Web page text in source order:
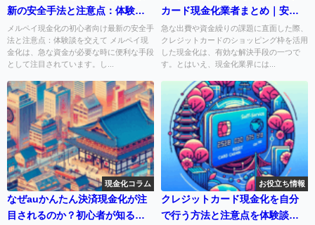
新の安全手法と注意点：体験談
を交えて
メルペイ現金化の初心者向け最新の安全手
法と注意点：体験談を交えて メルペイ現
金化は、急な資金が必要な時に便利な手段
として注目されています。し...
カード現金化業者まとめ｜安全
に即日対応できる店舗情報を厳
選
急な出費や資金繰りの課題に直面した際、
クレジットカードのショッピング枠を活用
した現金化は、有効な解決手段の一つで
す。とはいえ、現金化業界には...
現金化コラム
なぜauかんたん決済現金化が注
目されるのか？初心者が知るべ
お役立ち情報
クレジットカード現金化を自分
で行う方法と注意点を体験談か